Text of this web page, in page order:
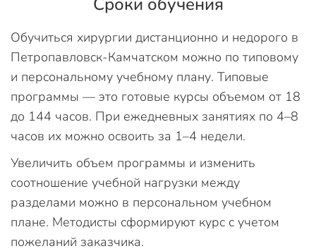
Обучиться хирургии дистанционно и недорого в
Петропавловск-Камчатском можно по типовому
и персональному учебному плану. Типовые
программы — это готовые курсы объемом от 18
до 144 часов. При ежедневных занятиях по 4–8
часов их можно освоить за 1–4 недели.
Увеличить объем программы и изменить
соотношение учебной нагрузки между
разделами можно в персональном учебном
плане. Методисты сформируют курс с учетом
пожеланий заказчика.